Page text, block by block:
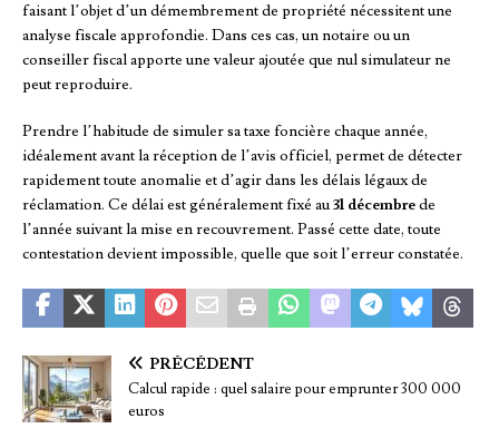
faisant l’objet d’un démembrement de propriété nécessitent une
analyse fiscale approfondie. Dans ces cas, un notaire ou un
conseiller fiscal apporte une valeur ajoutée que nul simulateur ne
peut reproduire.
Prendre l’habitude de simuler sa taxe foncière chaque année,
idéalement avant la réception de l’avis officiel, permet de détecter
rapidement toute anomalie et d’agir dans les délais légaux de
réclamation. Ce délai est généralement fixé au31 décembrede
l’année suivant la mise en recouvrement. Passé cette date, toute
contestation devient impossible, quelle que soit l’erreur constatée.
PRÉCÉDENT
Calcul rapide : quel salaire pour emprunter 300 000
euros